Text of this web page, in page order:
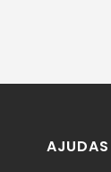
AJUDAS